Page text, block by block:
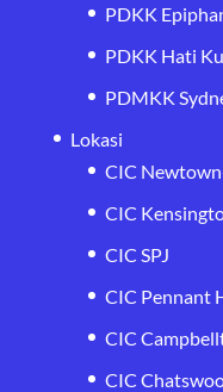
PDKK
PDKK Hati
PDMKK
Lokasi
CIC
CIC
CIC SPJ
CIC Pennant
CIC
CIC